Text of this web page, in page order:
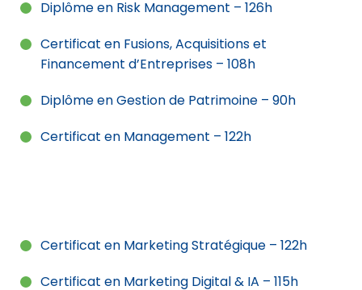
Diplôme en Risk Management – 126h
Certificat en Fusions, Acquisitions et
Financement d’Entreprises – 108h
Diplôme en Gestion de Patrimoine – 90h
Certificat en Management – 122h
Certificat en Marketing Stratégique – 122h
Certificat en Marketing Digital & IA – 115h